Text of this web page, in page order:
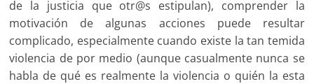
de la justicia que otr@s estipulan), comprender la
motivación de algunas acciones puede resultar
complicado, especialmente cuando existe la tan temida
violencia de por medio (aunque casualmente nunca se
habla de qué es realmente la violencia o quién la esta